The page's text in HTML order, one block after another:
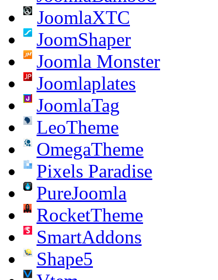
JoomlaXTC
JoomShaper
Joomla Monster
Joomlaplates
JoomlaTag
LeoTheme
OmegaTheme
Pixels Paradise
PureJoomla
RocketTheme
SmartAddons
Shape5